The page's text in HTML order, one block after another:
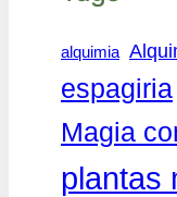
alquimia
espagiria
Magia
plantas